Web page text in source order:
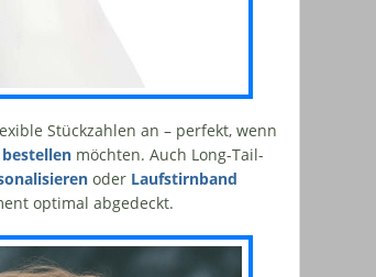
Stückzahlen an – perfekt, wenn
möchten. Auch Long-Tail-
oder Laufstirnband
optimal abgedeckt.